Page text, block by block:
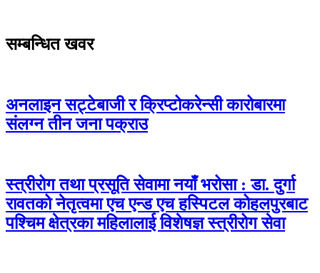
सम्बन्धित खवर
अनलाइन सट्टेबाजी र क्रिप्टोकरेन्सी कारोबारमा
संलग्न तीन जना पक्राउ
स्त्रीरोग तथा प्रसूति सेवामा नयाँ भरोसा : डा. दुर्गा
रावतको नेतृत्वमा एच एन्ड एच हस्पिटल कोहलपुरबाट
पश्चिम क्षेत्रका महिलालाई विशेषज्ञ स्त्रीरोग सेवा